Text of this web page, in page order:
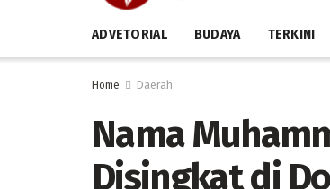
ADVETORIAL BUDAYA TERKINI
Home Daerah
Nama
Disingkat di